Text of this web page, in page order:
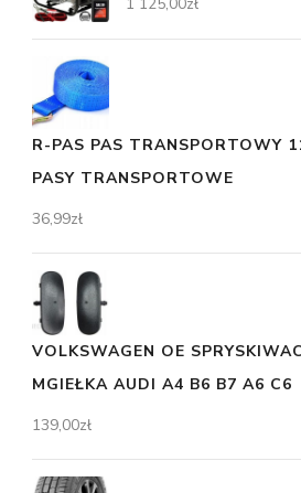
R-PAS PAS TRANSPORTOWY
PASY TRANSPORTOWE
36,99zł
VOLKSWAGEN OE
MGIEŁKA AUDI A4 B6 B7 A6 C6
139,00zł